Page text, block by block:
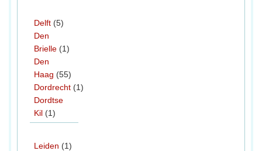
Delft (5)
Den
Brielle (1)
Den
Haag (55)
Dordrecht (1)
Dordtse
Kil (1)
Leiden (1)